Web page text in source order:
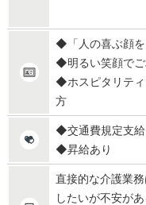
◆「人の喜ぶ顔
◆明るい笑顔でご
◆ホスピタリティ
方
◆交通費規定支
◆昇給あり
直接的な介護業
したいが不安が